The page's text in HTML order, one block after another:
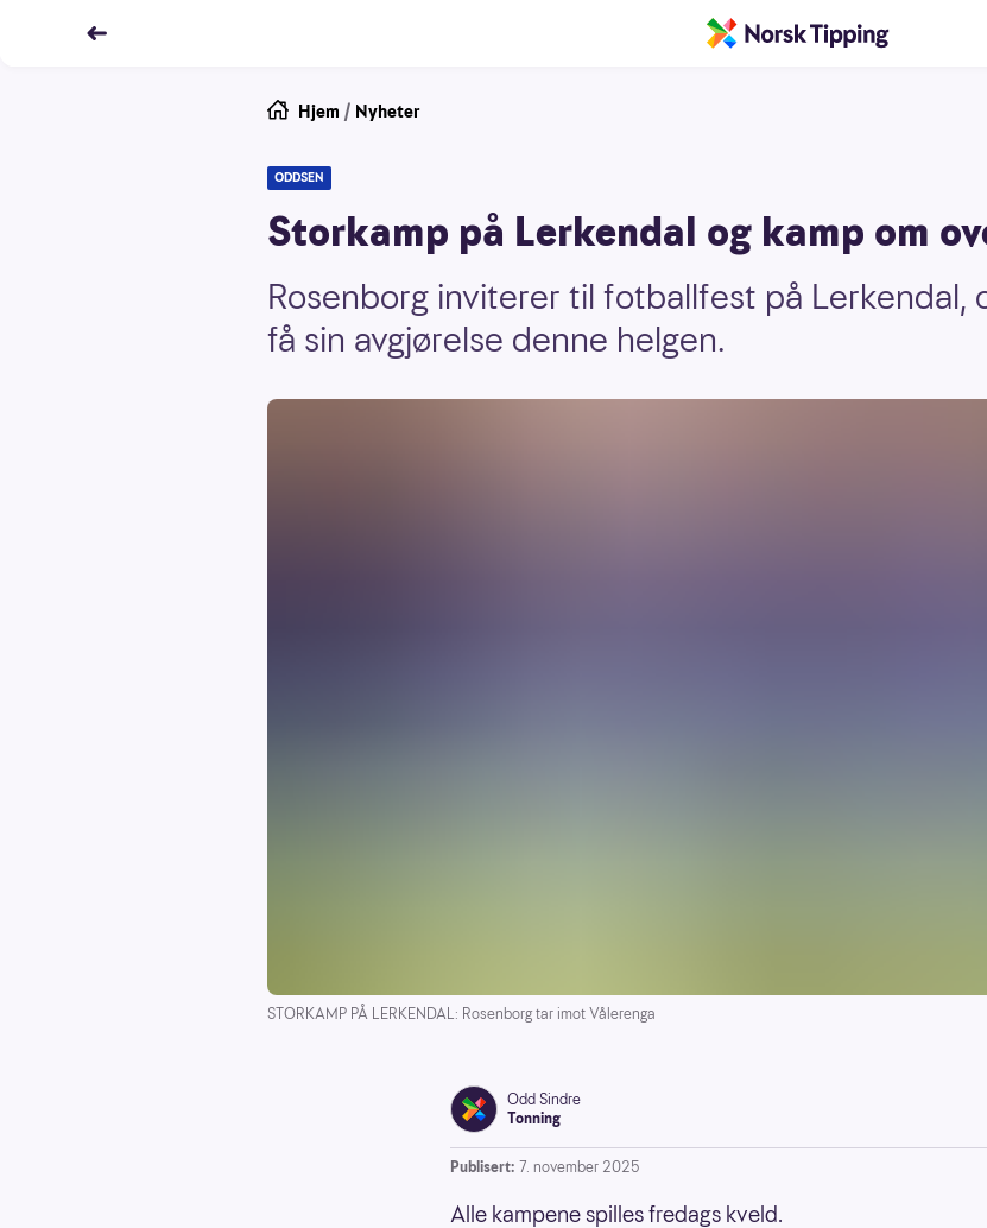
Hjem / Nyheter
ODDSEN
Storkamp på Lerkendal og kamp om
Rosenborg inviterer til fotballfest på Lerkendal,
få sin avgjørelse denne helgen.
STORKAMP PÅ LERKENDAL: Rosenborg tar imot Vålerenga
Odd Sindre
Tonning
Publisert: 7. november 2025
Alle kampene spilles fredags kveld.